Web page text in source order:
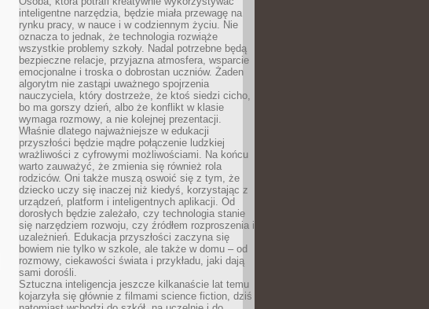
inteligentne narzędzia, będzie miała przewagę na
rynku pracy, w nauce i w codziennym życiu. Nie
oznacza to jednak, że technologia rozwiąże
wszystkie problemy szkoły. Nadal potrzebne będą
bezpieczne relacje, przyjazna atmosfera, wsparcie
emocjonalne i troska o dobrostan uczniów. Żaden
algorytm nie zastąpi uważnego spojrzenia
nauczyciela, który dostrzeże, że ktoś siedzi cicho,
bo ma gorszy dzień, albo że konflikt w klasie
wymaga rozmowy, a nie kolejnej prezentacji.
Właśnie dlatego najważniejsze w edukacji
przyszłości będzie mądre połączenie ludzkiej
wrażliwości z cyfrowymi możliwościami. Na końcu
warto zauważyć, że zmienia się również rola
rodziców. Oni także muszą oswoić się z tym, że
dziecko uczy się inaczej niż kiedyś, korzystając z
urządzeń, platform i inteligentnych aplikacji. Od
dorosłych będzie zależało, czy technologia stanie
się narzędziem rozwoju, czy źródłem rozproszenia i
uzależnień. Edukacja przyszłości zaczyna się
bowiem nie tylko w szkole, ale także w domu – od
rozmowy, ciekawości świata i przykładu, jaki dają
sami dorośli.
Sztuczna inteligencja jeszcze kilkanaście lat temu
kojarzyła się głównie z filmami science fiction, dziś